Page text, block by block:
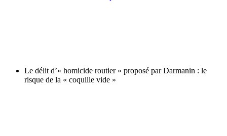
Le délit d’« homicide routier » proposé par Darmanin : le
risque de la « coquille vide »